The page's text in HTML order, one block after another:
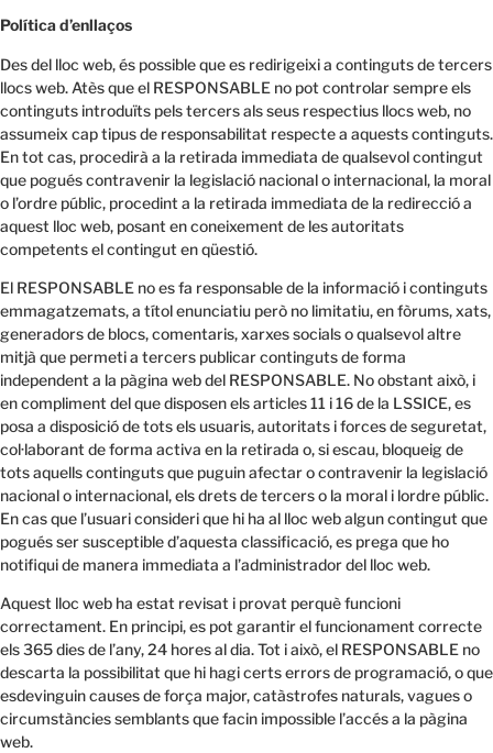
Política d’enllaços
Des del lloc web, és possible que es redirigeixi a continguts de tercers
llocs web. Atès que el RESPONSABLE no pot controlar sempre els
continguts introduïts pels tercers als seus respectius llocs web, no
assumeix cap tipus de responsabilitat respecte a aquests continguts.
En tot cas, procedirà a la retirada immediata de qualsevol contingut
que pogués contravenir la legislació nacional o internacional, la moral
o l’ordre públic, procedint a la retirada immediata de la redirecció a
aquest lloc web, posant en coneixement de les autoritats
competents el contingut en qüestió.
El RESPONSABLE no es fa responsable de la informació i continguts
emmagatzemats, a títol enunciatiu però no limitatiu, en fòrums, xats,
generadors de blocs, comentaris, xarxes socials o qualsevol altre
mitjà que permeti a tercers publicar continguts de forma
independent a la pàgina web del RESPONSABLE. No obstant això, i
en compliment del que disposen els articles 11 i 16 de la LSSICE, es
posa a disposició de tots els usuaris, autoritats i forces de seguretat,
col·laborant de forma activa en la retirada o, si escau, bloqueig de
tots aquells continguts que puguin afectar o contravenir la legislació
nacional o internacional, els drets de tercers o la moral i lordre públic.
En cas que l’usuari consideri que hi ha al lloc web algun contingut que
pogués ser susceptible d’aquesta classificació, es prega que ho
notifiqui de manera immediata a l’administrador del lloc web.
Aquest lloc web ha estat revisat i provat perquè funcioni
correctament. En principi, es pot garantir el funcionament correcte
els 365 dies de l’any, 24 hores al dia. Tot i això, el RESPONSABLE no
descarta la possibilitat que hi hagi certs errors de programació, o que
esdevinguin causes de força major, catàstrofes naturals, vagues o
circumstàncies semblants que facin impossible l’accés a la pàgina
web.